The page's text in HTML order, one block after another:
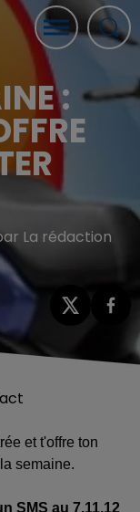
:
La rédaction
et t'offre ton
semaine.
SMS au 7.11.12